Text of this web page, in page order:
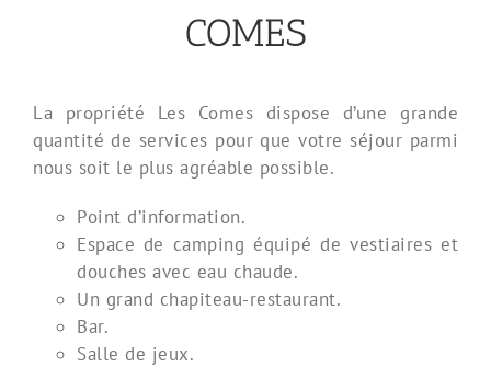
COMES
La propriété Les Comes dispose d’une grande
quantité de services pour que votre séjour parmi
nous soit le plus agréable possible.
Point d’information.
Espace de camping équipé de vestiaires et
douches avec eau chaude.
Un grand chapiteau-restaurant.
Bar.
Salle de jeux.